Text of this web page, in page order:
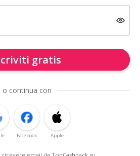
gratis
o continua con
Facebook Apple